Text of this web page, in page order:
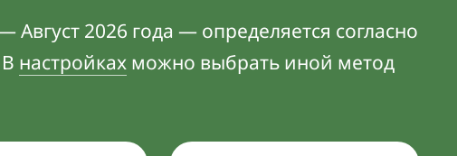
2026 года — определяется согласно
настройках можно выбрать иной метод